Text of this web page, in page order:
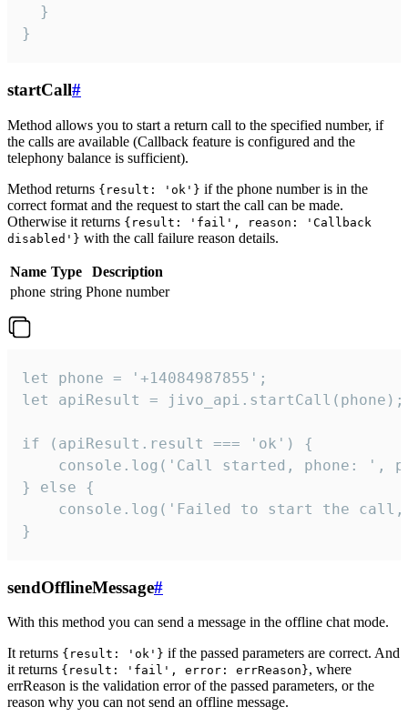
  }
}
startCall#
Method allows you to start a return call to the specified number, if
the calls are available (Callback feature is configured and the
telephony balance is sufficient).
Method returns {result: 'ok'} if the phone number is in the
correct format and the request to start the call can be made.
Otherwise it returns {result: 'fail', reason: 'Callback
disabled'} with the call failure reason details.
Name Type
Description
phone string Phone number
let phone = '+14084987855';
let apiResult = jivo_api.startCall(phone);
if (apiResult.result === 'ok') {
console.log('Call started, phone: ',
} else {
console.log('Failed to start the
}
sendOfflineMessage#
With this method you can send a message in the offline chat mode.
It returns {result: 'ok'} if the passed parameters are correct. And
it returns {result: 'fail', error: errReason}, where
errReason is the validation error of the passed parameters, or the
reason why you can not send an offline message.